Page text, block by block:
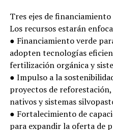
Tres ejes de financiamiento
Los recursos estarán
● Financiamiento verde
adopten tecnologías
fertilización orgánica y
● Impulso a la
proyectos de
nativos y sistemas
● Fortalecimiento de
para expandir la oferta de